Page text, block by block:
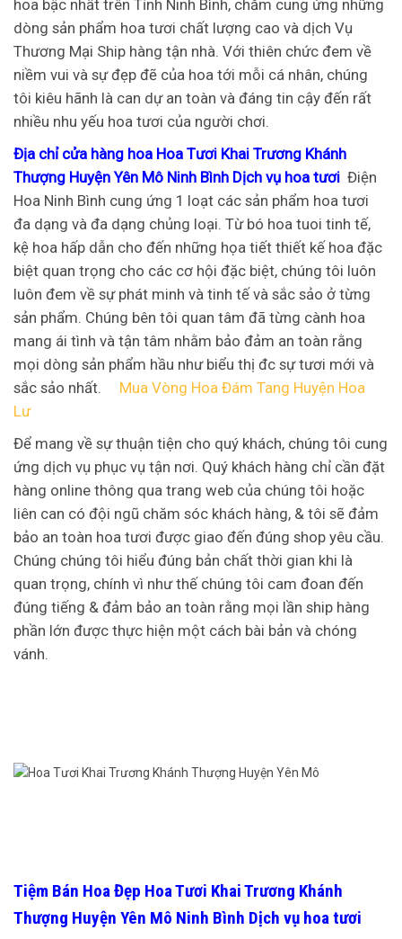
hoa bậc nhất trên Tỉnh Ninh Bình, chăm cung ứng những
dòng sản phẩm hoa tươi chất lượng cao và dịch Vụ
Thương Mại Ship hàng tận nhà. Với thiên chức đem về
niềm vui và sự đẹp đẽ của hoa tới mỗi cá nhân, chúng
tôi kiêu hãnh là can dự an toàn và đáng tin cậy đến rất
nhiều nhu yếu hoa tươi của người chơi.
Địa chỉ cửa hàng hoa Hoa Tươi Khai Trương Khánh
Thượng Huyện Yên Mô Ninh Bình Dịch vụ hoa tươi Điện
Hoa Ninh Bình cung ứng 1 loạt các sản phẩm hoa tươi
đa dạng và đa dạng chủng loại. Từ bó hoa tuoi tinh tế,
kệ hoa hấp dẫn cho đến những họa tiết thiết kế hoa đặc
biệt quan trọng cho các cơ hội đặc biệt, chúng tôi luôn
luôn đem về sự phát minh và tinh tế và sắc sảo ở từng
sản phẩm. Chúng bên tôi quan tâm đã từng cành hoa
mang ái tình và tận tâm nhằm bảo đảm an toàn rằng
mọi dòng sản phẩm hầu như biểu thị đc sự tươi mới và
sắc sảo nhất. Mua Vòng Hoa Đám Tang Huyện Hoa
Lư
Để mang về sự thuận tiện cho quý khách, chúng tôi cung
ứng dịch vụ phục vụ tận nơi. Quý khách hàng chỉ cần đặt
hàng online thông qua trang web của chúng tôi hoặc
liên can có đội ngũ chăm sóc khách hàng, & tôi sẽ đảm
bảo an toàn hoa tươi được giao đến đúng shop yêu cầu.
Chúng chúng tôi hiểu đúng bản chất thời gian khi là
quan trọng, chính vì như thế chúng tôi cam đoan đến
đúng tiếng & đảm bảo an toàn rằng mọi lần ship hàng
phần lớn được thực hiện một cách bài bản và chóng
vánh.
Tiệm Bán Hoa Đẹp Hoa Tươi Khai Trương Khánh
Thượng Huyện Yên Mô Ninh Bình Dịch vụ hoa tươi